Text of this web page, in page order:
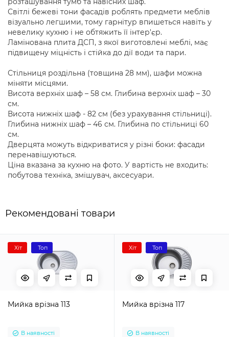
Світлі бежеві тони фасадів роблять предмети меблів
візуально легшими, тому гарнітур впишеться навіть у
невелику кухню і не обтяжить її інтер'єр.
Ламінована плита ДСП, з якої виготовлені меблі, має
підвищену міцність і стійка до дії води та пари.
Стільниця роздільна (товщина 28 мм), шафи можна
міняти місцями.
Висота верхніх шаф – 58 см. Глибина верхніх шаф – 30
см.
Висота нижніх шаф - 82 см (без урахування стільниці).
Глибина нижніх шаф – 46 см. Глибина по стільниці 60
см.
Дверцята можуть відкриватися у різні боки: фасади
перенавішуються.
Ціна вказана за кухню на фото. У вартість не входить:
побутова техніка, змішувач, аксесуари.
Рекомендовані товари
Хіт Топ
Мийка врізна 113
В наявності
Хіт Топ
Мийка врізна 117
В наявності